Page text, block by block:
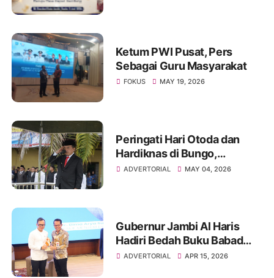
Ketum PWI Pusat, Pers
Sebagai Guru Masyarakat
FOKUS MAY 19, 2026
Peringati Hari Otoda dan
Hardiknas di Bungo,
Gubernur Jambi Al Haris
ADVERTORIAL MAY 04, 2026
Gubernur Jambi Al Haris
Hadiri Bedah Buku Babad
Alas, Karya Autobiografi-
ADVERTORIAL APR 15, 2026